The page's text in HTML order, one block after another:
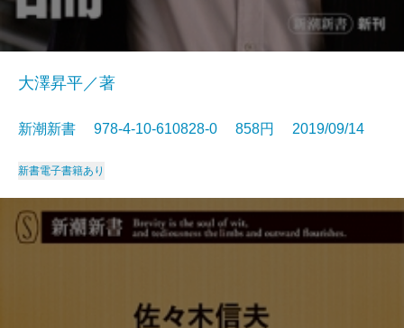
大澤昇平／著
新潮新書 978-4-10-610828-0 858円 2019/09/14
新書電子書籍あり